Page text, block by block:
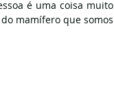
é uma coisa muito
mamífero que somos